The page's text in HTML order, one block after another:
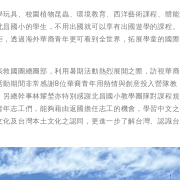
具、校園植物昆蟲、環境教育、西洋藝術課程、體能
國小的學生，不用出國就可以享有出國遊學的課程。
透過海外華裔青年更可看到全世界，拓展學童的國際
國團總團部，利用暑期活動熱烈展開之際，訪視華裔
期間非常感謝8位華裔青年用熱情與創意投入營隊教
總幹事林耀埜亦特別感謝北昌國小教學團隊對課程規
志工們，能夠藉由返國擔任志工的機會，學習中文之
及台灣本土文化之認同，更進一步了解台灣、認識台